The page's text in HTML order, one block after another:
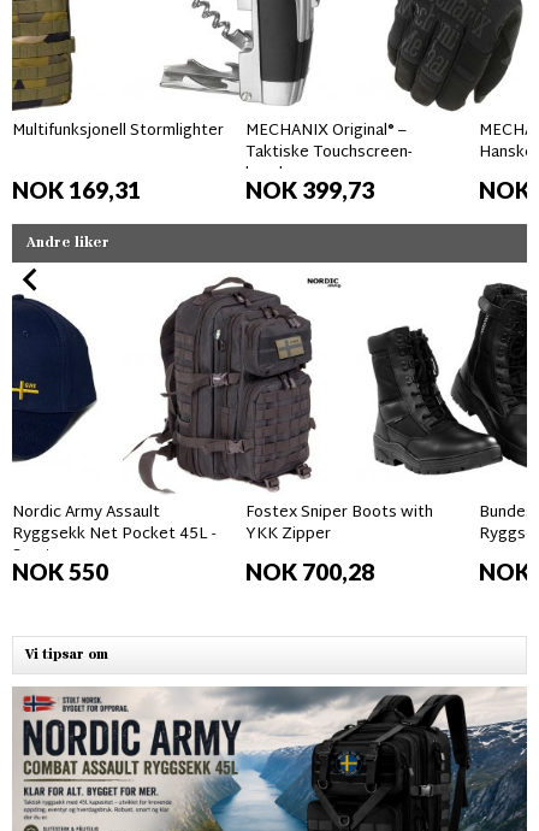
Multifunksjonell Stormlighter
NOK 169,31
MECHANIX Original® –
Taktiske Touchscreen-
hansker
NOK 399,73 NOK
Andre liker
Nordic Army Assault
Ryggsekk Net Pocket 45L -
Svart
NOK 550
Fostex Sniper Boots with
YKK Zipper
NOK 700,28
camo
NOK
Vi tipsar om